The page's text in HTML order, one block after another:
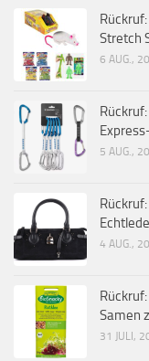
Stretch
6 AUG.,
5 AUG.,
4 AUG.,
Samen
31 JULI,